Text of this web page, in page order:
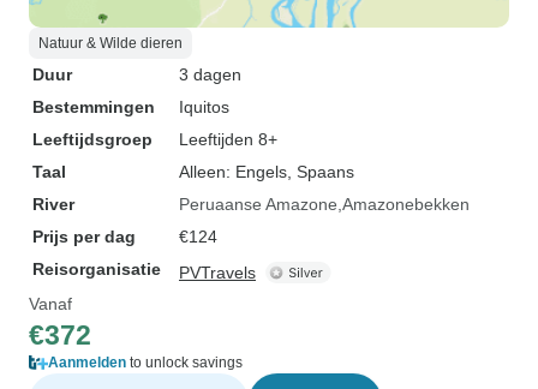
Natuur & Wilde dieren
Duur
3 dagen
Bestemmingen
Iquitos
Leeftijdsgroep
Leeftijden 8+
Taal
Alleen: Engels, Spaans
River
Peruaanse Amazone Amazonebekken
Prijs per dag
€124
Reisorganisatie
PVTravels
Vanaf
€372
Aanmelden to unlock savings